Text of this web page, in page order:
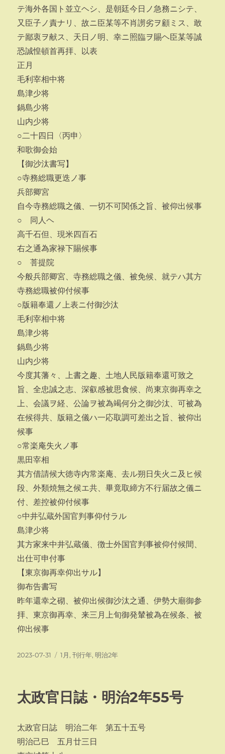
テ海外各国ト並立ヘシ、是朝廷今日ノ急務ニシテ、
又臣子ノ責ナリ、故ニ臣某等不肖謭劣ヲ顧ミス、敢
テ鄙衷ヲ献ス、天日ノ明、幸ニ照臨ヲ賜ヘ臣某等誠
恐誠惶頓首再拝、以表
正月
毛利宰相中将
島津少将
鍋島少将
山内少将
○二十四日〈丙申〉
和歌御会始
【御沙汰書写】
○寺務総職更迭ノ事
兵部卿宮
自今寺務総職之儀、一切不可関係之旨、被仰出候事
○ 同人ヘ
高千石但、現米四百石
右之通為家禄下賜候事
○ 菩提院
今般兵部卿宮、寺務総職之儀、被免候、就テハ其方
寺務総職被仰付候事
○版籍奉還ノ上表ニ付御沙汰
毛利宰相中将
島津少将
鍋島少将
山内少将
今度其藩々、上書之趣、土地人民版籍奉還可致之
旨、全忠誠之志、深叡感被思食候、尚東京御再幸之
上、会議ヲ経、公論ヲ被為竭何分之御沙汰、可被為
在候得共、版籍之儀ハ一応取調可差出之旨、被仰出
候事
○常楽庵失火ノ事
黒田宰相
其方借請候大徳寺内常楽庵、去ル朔日失火ニ及ヒ候
段、外類焼無之候エ共、畢竟取締方不行届故之儀ニ
付、差控被仰付候事
○中井弘蔵外国官判事仰付ラル
島津少将
其方家来中井弘蔵儀、徴士外国官判事被仰付候間、
出仕可申付事
【東京御再幸仰出サル】
御布告書写
昨年還幸之砌、被仰出候御沙汰之通、伊勢大廟御参
拝、東京御再幸、来三月上旬御発輦被為在候条、被
仰出候事
投
2023-07-31
カ
ー
1月 ,刊行年, 明治2年
太政官日誌・明治2年55号
太政官日誌 明治二年 第五十五号
明治己巳 五月廿三日